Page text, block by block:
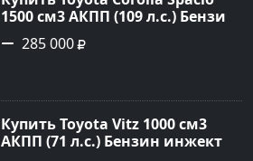
1500 см3 АКПП (109 л.с.) Бензин
инжектор в Новороссийск:
цвет синий Минивэн 2002 года
Авторынок23
285 000
Купить Toyota Vitz 1000 см3
АКПП (71 л.с.) Бензин инжектор